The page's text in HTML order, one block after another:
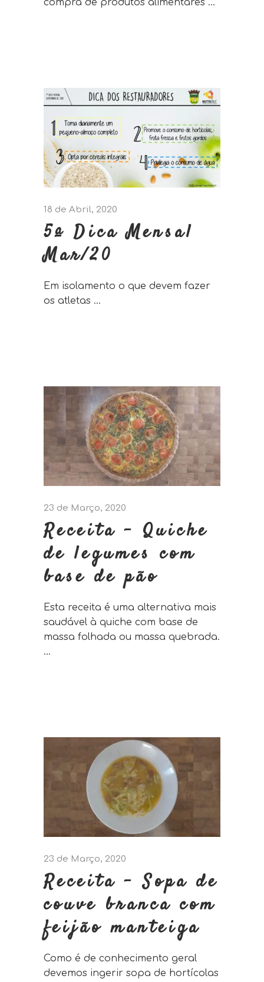
compra de produtos alimentares
18 de Abril, 2020
5ª Dica Mensal
Mar/20
Em isolamento o que devem fazer
os atletas
23 de Março, 2020
Receita – Quiche
de legumes com
base de pão
Esta receita é uma alternativa mais
saudável à quiche com base de
massa folhada ou massa quebrada.
23 de Março, 2020
Receita – Sopa de
couve branca com
feijão manteiga
Como é de conhecimento geral
devemos ingerir sopa de hortícolas